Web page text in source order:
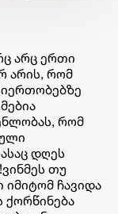
არც ერთი
არის, რომ
რომ
დღეს
თუ
იმიტომ ჩავიდა
ქორწინება